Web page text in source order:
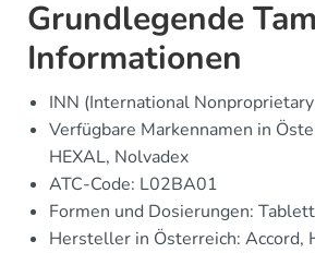
Grundlegende
Informationen
INN (International
Verfügbare Markennamen in
HEXAL, Nolvadex
ATC-Code: L02BA01
Formen und Dosierungen:
Hersteller in Österreich: Accord,